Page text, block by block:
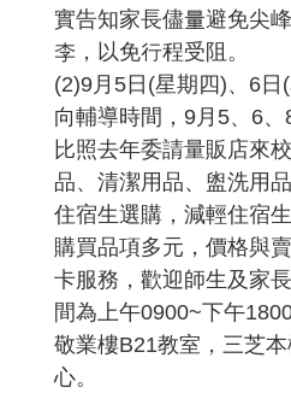
實告知家長儘量避免尖
李，以免行程受阻。
(2)9月5日(星期四)、6日
向輔導時間，9月5、6
比照去年委請量販店來
品、清潔用品、盥洗用
住宿生選購，減輕住宿
購買品項多元，價格與
卡服務，歡迎師生及家
間為上午0900~下午
敬業樓B21教室，三芝
心。